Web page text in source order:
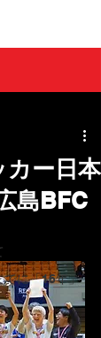
に「16年」
カー日本
島BFC